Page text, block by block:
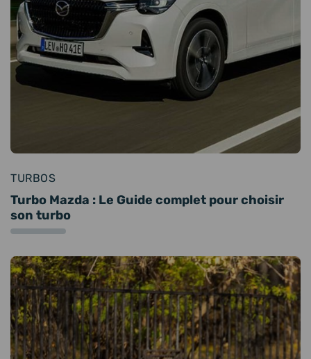
TURBOS
Turbo Mazda : Le Guide complet pour choisir
son turbo